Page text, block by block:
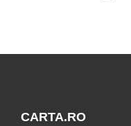
CARTA.RO